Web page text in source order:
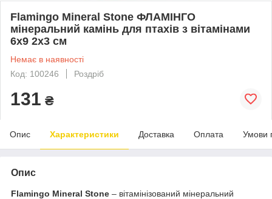
Flamingo Mineral Stone ФЛАМІНГО
мінеральний камінь для птахів з вітамінами
6х9 2х3 см
Немає в наявності
Код: 100246
Роздріб
131 ₴
Опис Характеристики Доставка Оплата Умови
Опис
Flamingo Mineral Stone – вітамінізований мінеральний